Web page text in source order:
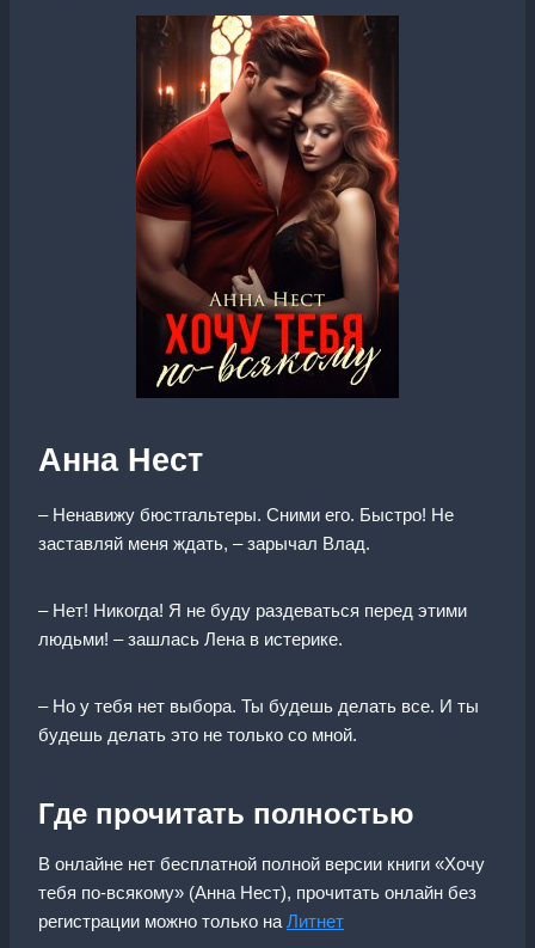
Анна Нест
– Ненавижу бюстгальтеры. Сними его. Быстро! Не
заставляй меня ждать, – зарычал Влад.
– Нет! Никогда! Я не буду раздеваться перед этими
людьми! – зашлась Лена в истерике.
– Но у тебя нет выбора. Ты будешь делать все. И ты
будешь делать это не только со мной.
Где прочитать полностью
В онлайне нет бесплатной полной версии книги «Хочу
тебя по-всякому» (Анна Нест), прочитать онлайн без
регистрации можно только на Литнет